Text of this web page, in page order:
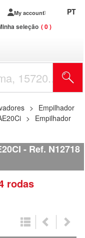
My account
seleção 0
PT
Empilhador
Empilhador
Ref. N12718
rodas